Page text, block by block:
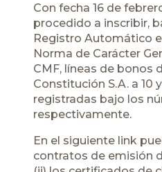
Con fecha 16 de
procedido a inscribir,
Registro Automático
Norma de Carácter
CMF, líneas de bonos
Constitución S.A. a 10
registradas bajo los
respectivamente.
En el siguiente link
contratos de emisión